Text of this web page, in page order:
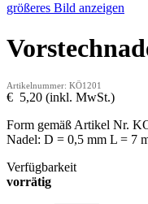
größeres Bild anzeigen
Artikelnummer: KÖ1201
€ 5,20 (inkl. MwSt.)
Form gemäß Artikel Nr.
Nadel: D = 0,5 mm L = 7
Verfügbarkeit
vorrätig